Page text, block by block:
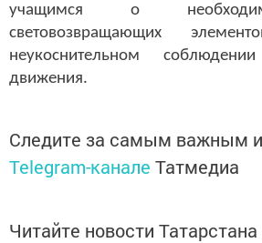
учащимся о
световозвращающих
неукоснительном
движения.
Следите за самым важным
Telegram-канале Татмедиа
Читайте новости